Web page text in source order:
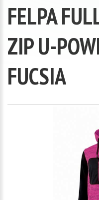
FELPA
ZIP U-
FUCSIA